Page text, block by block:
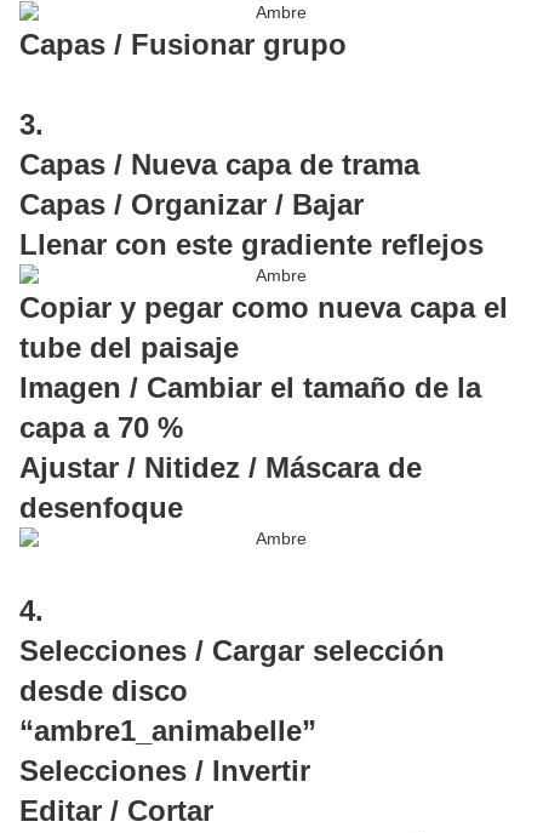
Capas / Fusionar grupo
3.
Capas / Nueva capa de trama
Capas / Organizar / Bajar
Llenar con este gradiente reflejos
Copiar y pegar como nueva capa el
tube del paisaje
Imagen / Cambiar el tamaño de la
capa a 70 %
Ajustar / Nitidez / Máscara de
desenfoque
4.
Selecciones / Cargar selección
desde disco
“ambre1_animabelle”
Selecciones / Invertir
Editar / Cortar